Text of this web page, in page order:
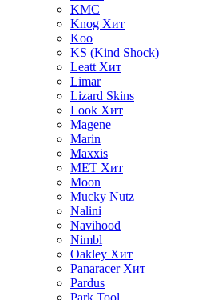
KMC
Knog Хит
Koo
KS (Kind Shock)
Leatt Хит
Limar
Lizard Skins
Look Хит
Magene
Marin
Maxxis
MET Хит
Moon
Mucky Nutz
Nalini
Navihood
Nimbl
Oakley Хит
Panaracer Хит
Pardus
Park Tool